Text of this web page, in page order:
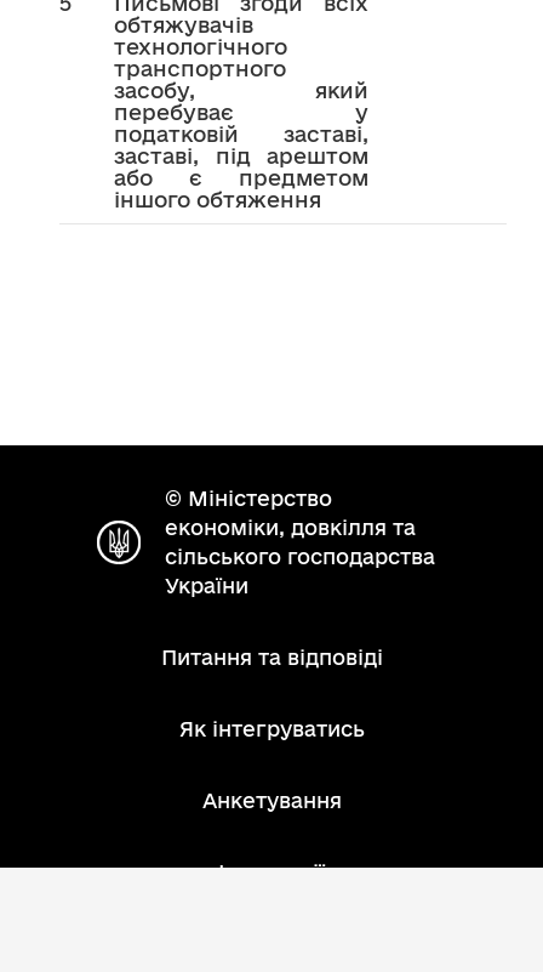
обтяжувачів
технологічного
транспортного
засобу, який
перебуває у
податковій заставі,
заставі, під арештом
або є предметом
іншого обтяження
© Міністерство
економіки, довкілля та
сільського господарства
України
Питання та відповіді
Як інтегруватись
Анкетування
Інструкції